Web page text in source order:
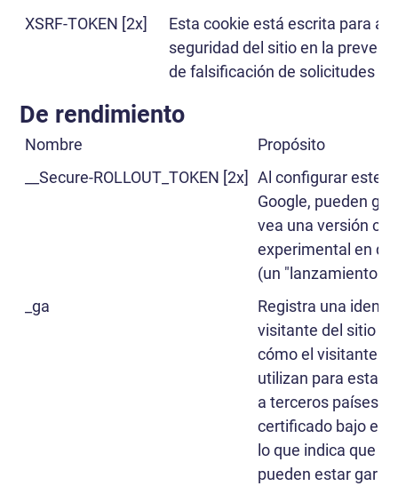
XSRF-TOKEN [2x]
Esta cookie está escrita para
seguridad del sitio en la
de falsificación de solicitudes
De rendimiento
Nombre
Propósito
__Secure-ROLLOUT_TOKEN [2x]
Al configurar este
Google, pueden
vea una versión
experimental en
(un "lanzamiento
_ga
Registra una
visitante del sitio
cómo el visitante
utilizan para
a terceros países:
certificado bajo el
lo que indica que
pueden estar